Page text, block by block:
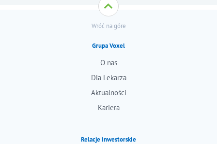
Wróć na góre
Grupa Voxel
O nas
Dla Lekarza
Aktualności
Kariera
Relacje inwestorskie